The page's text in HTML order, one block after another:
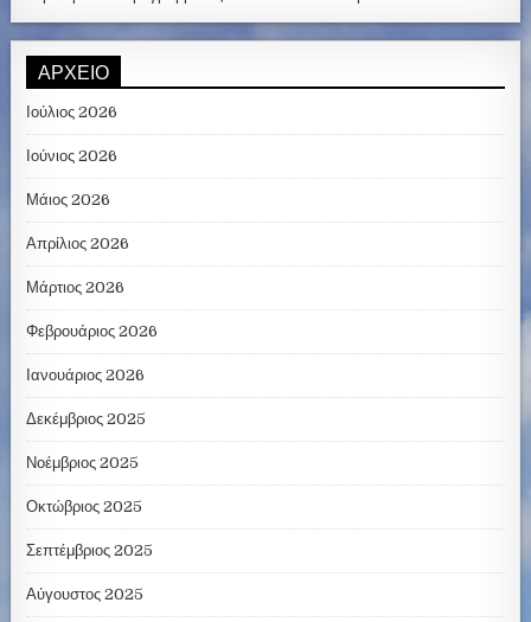
ΑΡΧΕΊΟ
Ιούλιος 2026
Ιούνιος 2026
Μάιος 2026
Απρίλιος 2026
Μάρτιος 2026
Φεβρουάριος 2026
Ιανουάριος 2026
Δεκέμβριος 2025
Νοέμβριος 2025
Οκτώβριος 2025
Σεπτέμβριος 2025
Αύγουστος 2025